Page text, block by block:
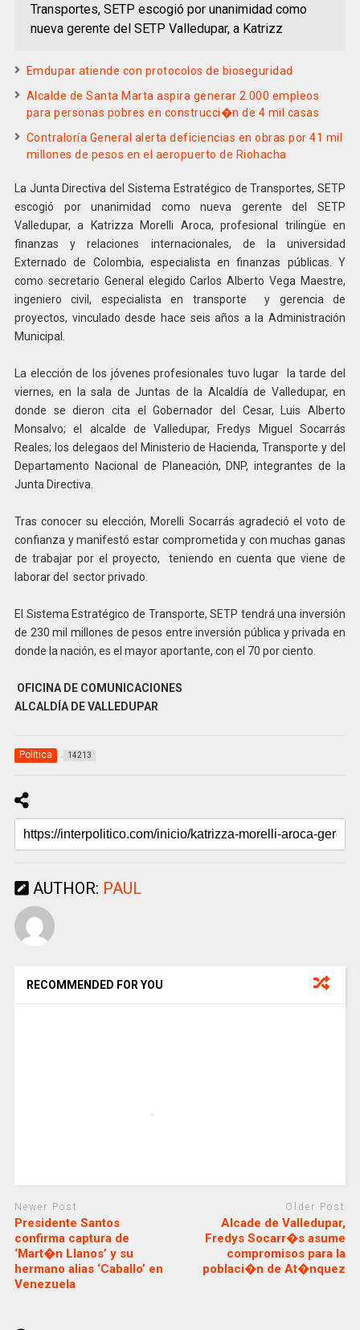
Transportes, SETP escogió por unanimidad como
nueva gerente del SETP Valledupar, a Katrizz
Emdupar atiende con protocolos de bioseguridad
Alcalde de Santa Marta aspira generar 2.000 empleos
para personas pobres en construcci�n de 4 mil casas
Contraloría General alerta deficiencias en obras por 41 mil
millones de pesos en el aeropuerto de Riohacha
La Junta Directiva del Sistema Estratégico de Transportes, SETP
escogió por unanimidad como nueva gerente del SETP
Valledupar, a Katrizza Morelli Aroca, profesional trilingüe en
finanzas y relaciones internacionales, de la universidad
Externado de Colombia, especialista en finanzas públicas. Y
como secretario General elegido Carlos Alberto Vega Maestre,
ingeniero civil, especialista en transporte y gerencia de
proyectos, vinculado desde hace seis años a la Administración
Municipal.
La elección de los jóvenes profesionales tuvo lugar la tarde del
viernes, en la sala de Juntas de la Alcaldía de Valledupar, en
donde se dieron cita el Gobernador del Cesar, Luis Alberto
Monsalvo; el alcalde de Valledupar, Fredys Miguel Socarrás
Reales; los delegaos del Ministerio de Hacienda, Transporte y del
Departamento Nacional de Planeación, DNP, integrantes de la
Junta Directiva.
Tras conocer su elección, Morelli Socarrás agradeció el voto de
confianza y manifestó estar comprometida y con muchas ganas
de trabajar por el proyecto, teniendo en cuenta que viene de
laborar del sector privado.
El Sistema Estratégico de Transporte, SETP tendrá una inversión
de 230 mil millones de pesos entre inversión pública y privada en
donde la nación, es el mayor aportante, con el 70 por ciento.
OFICINA DE COMUNICACIONES
ALCALDÍA DE VALLEDUPAR
Politica 14213
AUTHOR: PAUL
RECOMMENDED FOR YOU
Newer Post
Presidente Santos
confirma captura de
‘Mart�n Llanos’ y su
hermano alias ‘Caballo’ en
Venezuela
Older Post
Alcade de Valledupar,
Fredys Socarr�s asume
compromisos para la
poblaci�n de At�nquez